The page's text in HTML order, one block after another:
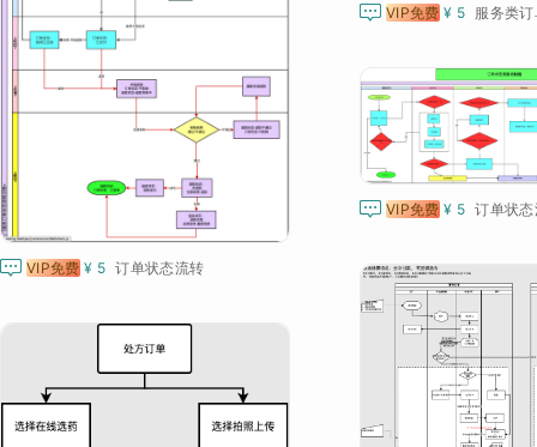
 VIP免费 ¥ 5 服务类
 VIP免费 ¥ 5 订单状态流转
 VIP免费 ¥ 5 订单状